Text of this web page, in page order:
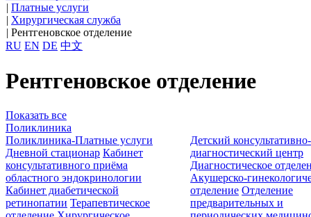
| Платные услуги
| Хирургическая служба
| Рентгеновское отделение
RU EN DE 中文
Рентгеновское отделение
Показать все
Поликлиника
Поликлиника-Платные услуги
Дневной стационар Кабинет
консультативного приёма
областного эндокринологии
Кабинет диабетической
ретинопатии Терапевтическое
Детский консультативно-
диагностический центр
Диагностическое
Акушерско-
отделение Отделение
предварительных и